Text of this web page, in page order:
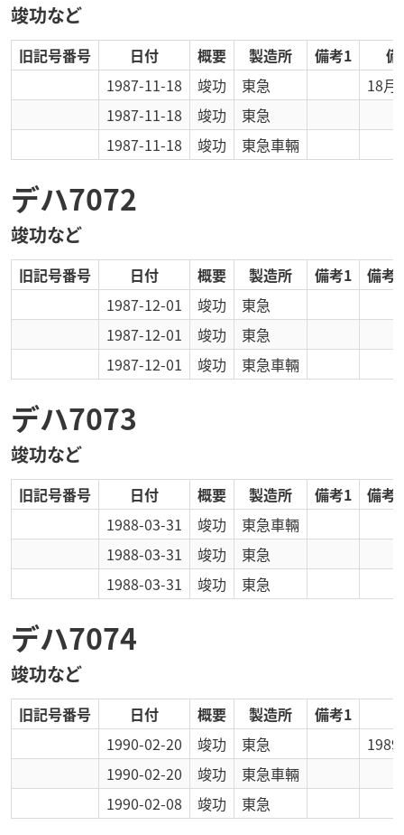
竣功など
旧記号番号 日付 概要 製造所 備考1
1987-11-18
竣功 東急
18月
1987-11-18
竣功
東急
1987-11-18
竣功 東急車輛
デハ7072
竣功など
旧記号番号 日付 概要 製造所 備考1
備考2
1987-12-01
竣功
東急
1987-12-01
竣功
東急
1987-12-01
竣功 東急車輛
デハ7073
竣功など
旧記号番号 日付 概要 製造所 備考1
備考2
1988-03-31
竣功
東急車輛
1988-03-31
竣功
東急
1988-03-31
竣功 東急
デハ7074
竣功など
旧記号番号 日付 概要 製造所
備考1
1990-02-20
竣功 東急
1990-02-20
竣功
東急車輛
1990-02-08
竣功 東急